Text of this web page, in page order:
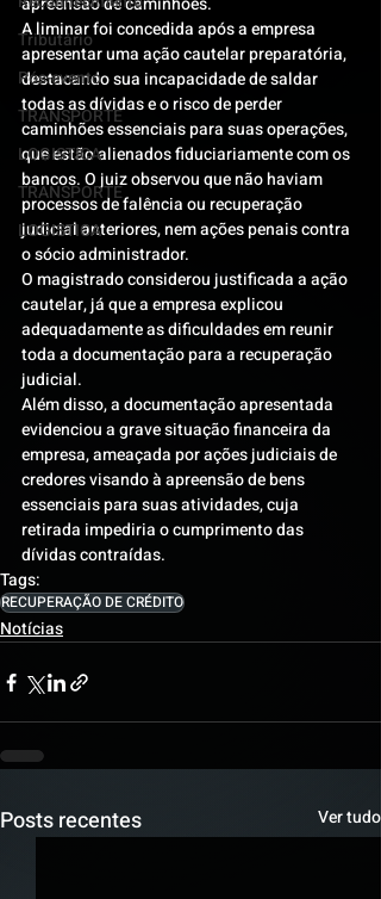
Tributário
Pós-evento
TRANSPORTE
LOGISTICA
TRANSPORTE
LOGISTICA
A liminar foi concedida após a empresa
apresentar uma ação cautelar preparatória,
destacando sua incapacidade de saldar
todas as dívidas e o risco de perder
caminhões essenciais para suas operações,
que estão alienados fiduciariamente com os
bancos. O juiz observou que não haviam
processos de falência ou recuperação
judicial anteriores, nem ações penais contra
o sócio administrador.
O magistrado considerou justificada a ação
cautelar, já que a empresa explicou
adequadamente as dificuldades em reunir
toda a documentação para a recuperação
judicial.
Além disso, a documentação apresentada
evidenciou a grave situação financeira da
empresa, ameaçada por ações judiciais de
credores visando à apreensão de bens
essenciais para suas atividades, cuja
retirada impediria o cumprimento das
dívidas contraídas.
Tags:
RECUPERAÇÃO DE CRÉDITO
Notícias
Posts recentes Ver tudo